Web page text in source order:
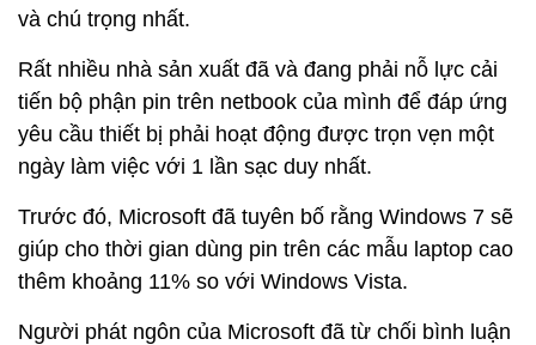
và chú trọng nhất.
Rất nhiều nhà sản xuất đã và đang phải nỗ lực cải
tiến bộ phận pin trên netbook của mình để đáp ứng
yêu cầu thiết bị phải hoạt động được trọn vẹn một
ngày làm việc với 1 lần sạc duy nhất.
Trước đó, Microsoft đã tuyên bố rằng Windows 7 sẽ
giúp cho thời gian dùng pin trên các mẫu laptop cao
thêm khoảng 11% so với Windows Vista.
Người phát ngôn của Microsoft đã từ chối bình luận